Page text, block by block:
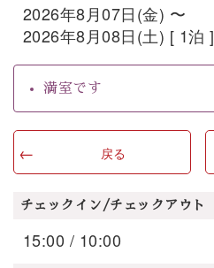
2026年8月07日(金) 〜
2026年8月08日(土) [ 1泊 ]
満室です
戻る
チェックイン/チェックアウト
15:00 / 10:00